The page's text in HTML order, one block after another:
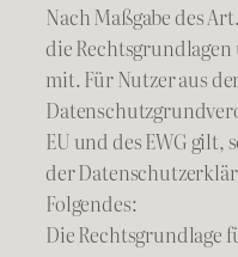
Nach Maßgabe des
die
mit. Für Nutzer aus
EU und des EWG gilt,
der
Folgendes:
Die Rechtsgrundlage